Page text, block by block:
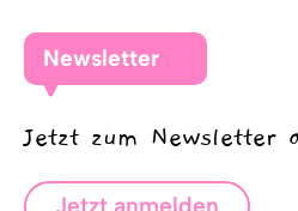
Newsletter
Jetzt zum Newsletter